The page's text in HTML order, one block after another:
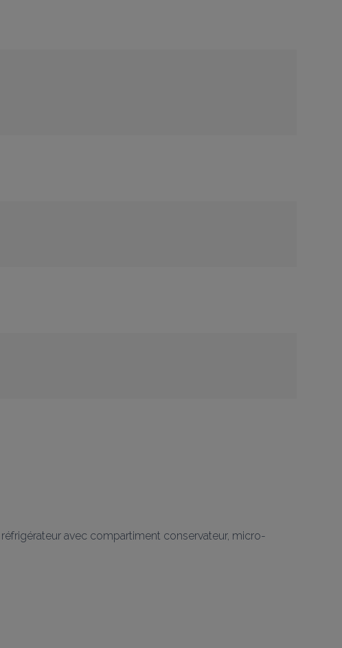
avec compartiment conservateur, micro-